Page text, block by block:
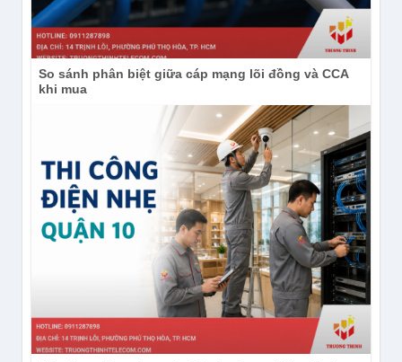
So sánh phân biệt giữa cáp mạng lõi đồng và CCA
khi mua